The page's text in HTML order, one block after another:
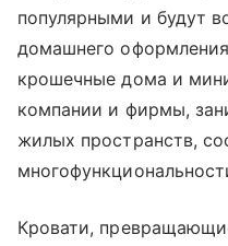
популярными и будут
домашнего
крошечные дома и
компании и фирмы,
жилых пространств,
Кровати,